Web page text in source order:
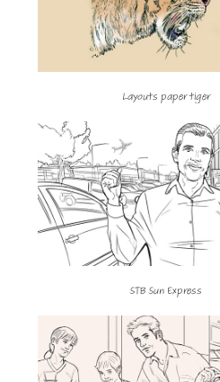
Layouts paper tiger
STB Sun Express